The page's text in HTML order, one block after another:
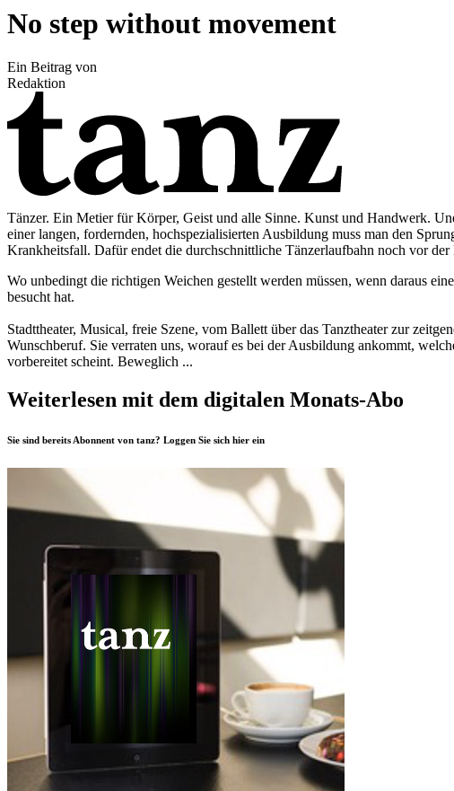
No step without movement
Ein Beitrag von
Redaktion
Tänzer. Ein Metier für Körper, Geist und alle Sinne. Kunst und Handwerk.
einer langen, fordernden, hochspezialisierten Ausbildung muss man den
Krankheitsfall. Dafür endet die durchschnittliche Tänzerlaufbahn noch vor
Wo unbedingt die richtigen Weichen gestellt werden müssen, wenn daraus
besucht hat.
Stadttheater, Musical, freie Szene, vom Ballett über das Tanztheater zur
Wunschberuf. Sie verraten uns, worauf es bei der Ausbildung ankommt,
vorbereitet scheint. Beweglich ...
Weiterlesen mit dem digitalen Monats-Abo
Sie sind bereits Abonnent von tanz? Loggen Sie sich hier ein